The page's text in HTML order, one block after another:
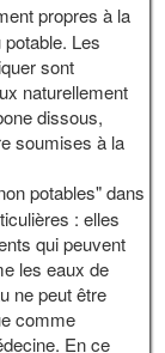
propres à la
Les
sont
naturellement
dissous,
soumises à la
potables" dans
: elles
qui peuvent
les eaux de
ne peut être
comme
En ce